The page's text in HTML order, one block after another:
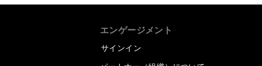
エンゲージメント
サインイン